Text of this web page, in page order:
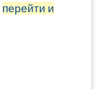
перейти и